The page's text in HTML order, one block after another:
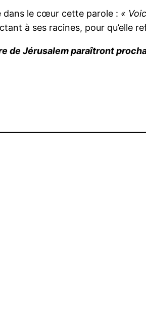
dans le cœur cette parole : «
à ses racines, pour qu’elle
de Jérusalem paraîtront